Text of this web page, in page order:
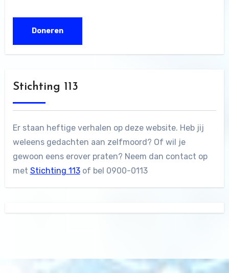
Stichting 113
Er staan heftige verhalen op deze website. Heb jij
weleens gedachten aan zelfmoord? Of wil je
gewoon eens erover praten? Neem dan contact op
met Stichting 113of bel 0900-0113